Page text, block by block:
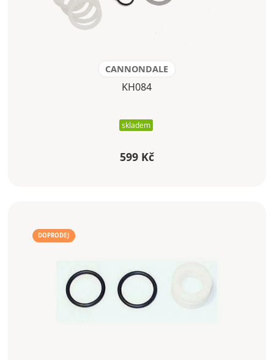
CANNONDALE
KH084
skladem
599 Kč
DOPRODEJ